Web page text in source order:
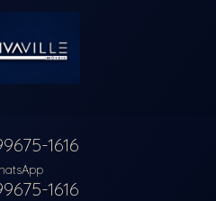
1616
1616